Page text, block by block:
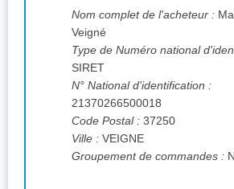
Nom complet de l'acheteur :
Veigné
Type de Numéro national
SIRET
N° National d'identification :
21370266500018
Code Postal : 37250
Ville : VEIGNE
Groupement de commandes :